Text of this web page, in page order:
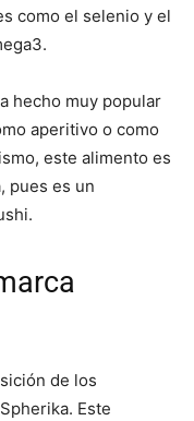
como el selenio y el
hecho muy popular
aperitivo o como
este alimento es
pues es un
de los
Este